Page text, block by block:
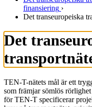
finansiering ›
Det transeuropeiska
Det
TEN-T-nätets mål är ett
som främjar sömlös
för TEN-T specificerar